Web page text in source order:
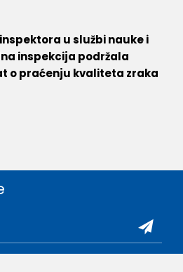
u službi nauke i
inspekcija podržala
o praćenju kvaliteta zraka